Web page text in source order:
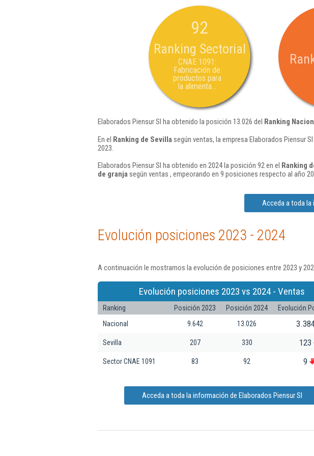
92
Ranking Sectorial
CNAE 1091:
Fabricación de
productos para
la alimenta...
Elaborados Piensur Sl ha obtenido la posición 13.026 del Ranking
En el Ranking de Sevilla según ventas, la empresa Elaborados Piensur
2023.
Elaborados Piensur Sl ha obtenido en 2024 la posición 92 en el Ranking
de granjasegún ventas , empeorando en 9 posiciones respecto al año
Acceda a toda la
Evolución posiciones 2023 - 2024
A continuación le mostramos la evolución de posiciones entre 2023 y
Evolución posiciones 2023 vs 2024 - Ventas
Ranking Posición 2023 Posición 2024
Evolución
Nacional
9.642 13.026
Sevilla 207 330 123
Sector CNAE 1091 83 92 9
Acceda a toda la información de Elaborados Piensur Sl